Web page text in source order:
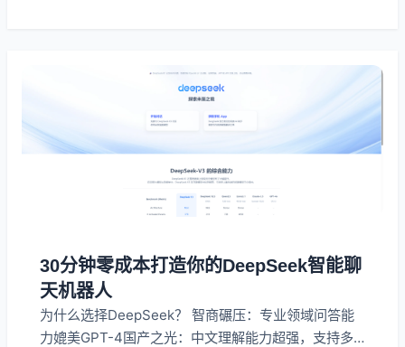
门到工程师进阶全覆盖，用 AI 简化编程工作、缩短开
发周期、降低代码出错率，打造一站式 AI 编程学习与
30分钟零成本打造你的DeepSeek智能聊
天机器人
为什么选择DeepSeek？ 智商碾压：专业领域问答能
力媲美GPT-4国产之光：中文理解能力超强，支持多